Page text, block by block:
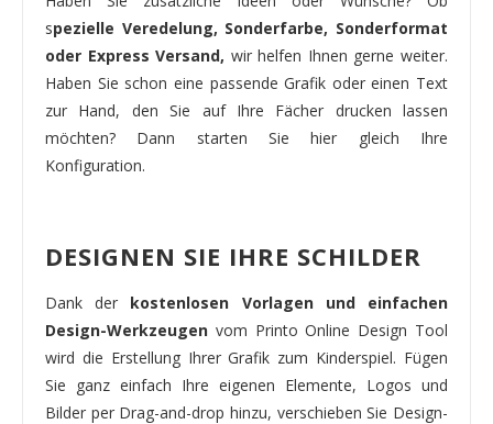
spezielle Veredelung, Sonderfarbe, Sonderformat
oder Express Versand, wir helfen Ihnen gerne weiter.
Haben Sie schon eine passende Grafik oder einen Text
zur Hand, den Sie auf Ihre Fächer drucken lassen
möchten? Dann starten Sie hier gleich Ihre
Konfiguration.
DESIGNEN SIE IHRE SCHILDER
Dank der kostenlosen Vorlagen und einfachen
Design-Werkzeugen vom Printo Online Design Tool
wird die Erstellung Ihrer Grafik zum Kinderspiel. Fügen
Sie ganz einfach Ihre eigenen Elemente, Logos und
Bilder per Drag-and-drop hinzu, verschieben Sie Design-